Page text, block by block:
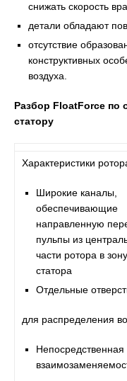
снижать скорость
детали обладают
отсутствие
конструктивных
воздуха.
Разбор FloatForce по
статору
Характеристики
Широкие каналы,
обеспечивающие
направленную
пульпы из
части ротора в зону
статора
Отдельные
для распределения
Непосредственная